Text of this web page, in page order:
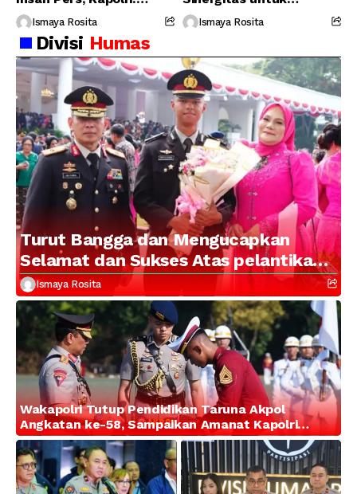
Suara Media Suara
Publik
Ismaya Rosita
Perjuangkan Hak Buruh
Ismaya Rosita
Divisi Humas
Turut Bangga dan Mengucapkan
Selamat dan Sukses Atas pelantikan
Putra Brigjen Pol Drs, A.M Kamal.
Sebagai Perwira Polri Lulusan AKPOL
2026
Ismaya Rosita
Wakapolri Tutup Pendidikan Taruna Akpol
Angkatan ke-58, Sampaikan Amanat Kapolri
kepada 282 Capaja